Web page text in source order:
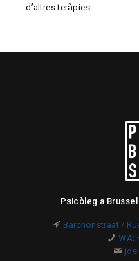
d’altres teràpies.
Psicòleg a
Barchonstraat /
WA: